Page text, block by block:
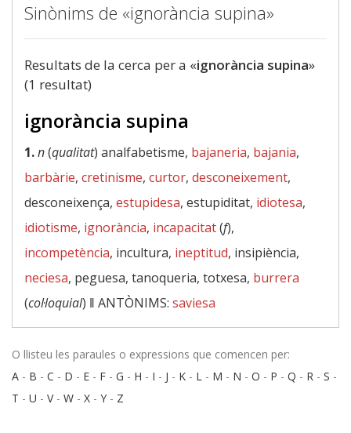
Sinònims de «ignorància supina»
Resultats de la cerca per a «ignorància supina»
(1 resultat)
ignorància supina
1.n(qualitat) analfabetisme, bajaneria, bajania,
barbàrie, cretinisme, curtor, desconeixement,
desconeixença, estupidesa, estupiditat, idiotesa,
idiotisme, ignorància, incapacitat(f),
incompetència, incultura, ineptitud, insipiència,
neciesa, peguesa, tanoqueria, totxesa, burrera
(col·loquial) ‖ ANTÒNIMS: saviesa
O llisteu les paraules o expressions que comencen per:
A - B - C - D - E - F - G - H - I - J - K - L - M - N - O - P - Q - R - S -
T - U - V- W - X - Y - Z